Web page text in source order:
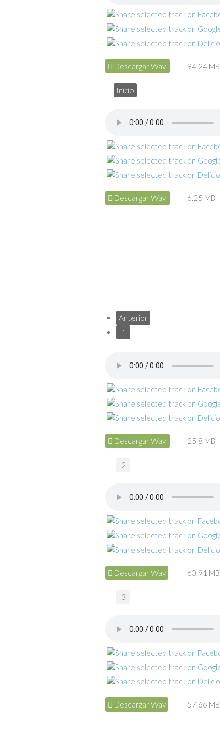
Descargar Wav 94.24 MB
Descargar Wav 6.25 MB
Descargar Wav 25.8 MB
Descargar Wav 60.91 MB
Descargar Wav 57.66 MB
Inicio
Anterior
1
2
3